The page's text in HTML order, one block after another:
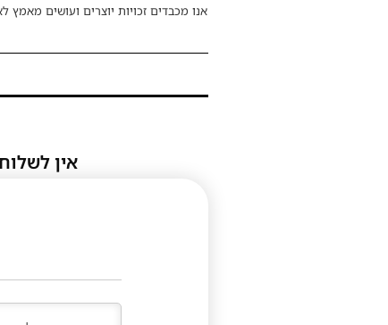
אנו מכבדים זכויות יוצרים ועושים מאמץ
אין